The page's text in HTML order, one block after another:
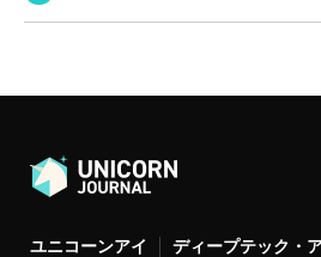
ユニコーンアイ
ディープテック・